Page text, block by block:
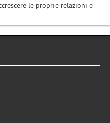
le proprie relazioni e